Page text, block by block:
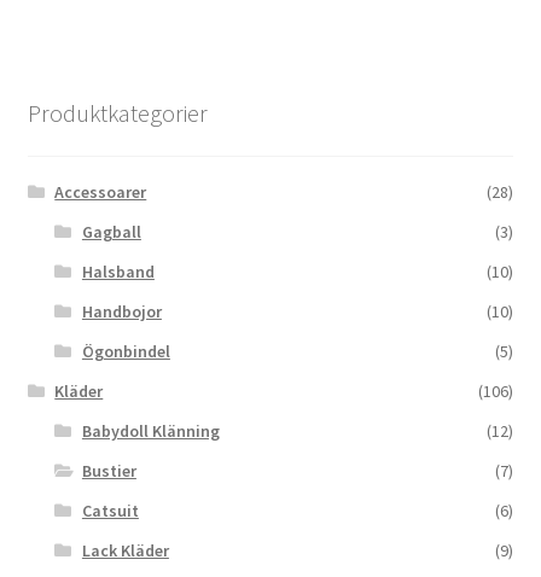
Produktkategorier
Accessoarer
(28)
Gagball
(3)
Halsband
(10)
Handbojor
(10)
Ögonbindel
(5)
Kläder
(106)
Babydoll Klänning
(12)
Bustier
(7)
Catsuit
(6)
Lack Kläder
(9)